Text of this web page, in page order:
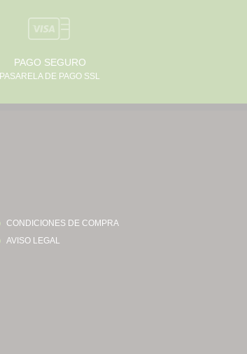
PAGO SEGURO
PASARELA DE PAGO SSL
CONDICIONES DE COMPRA
AVISO LEGAL